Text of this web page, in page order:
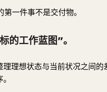
一件事不是交付物。
的工作蓝图”。
理理想状态与当前状况之间